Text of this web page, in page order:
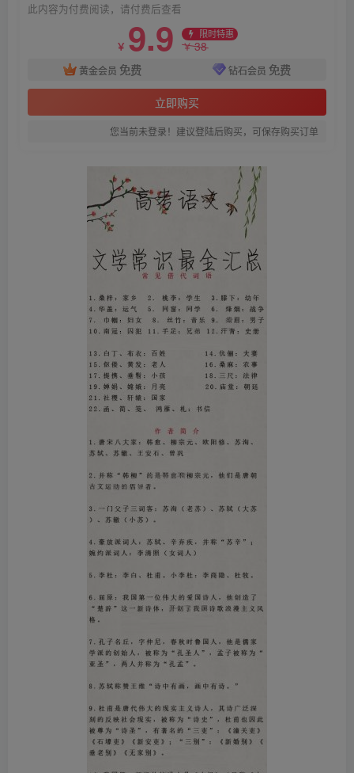
此内容为付费阅读，请付费后查看
￥ 9.9 限时特惠
￥38
黄金会员 免费 钻石会员 免费
立即购买
您当前未登录！建议登陆后购买，可保存购买订单